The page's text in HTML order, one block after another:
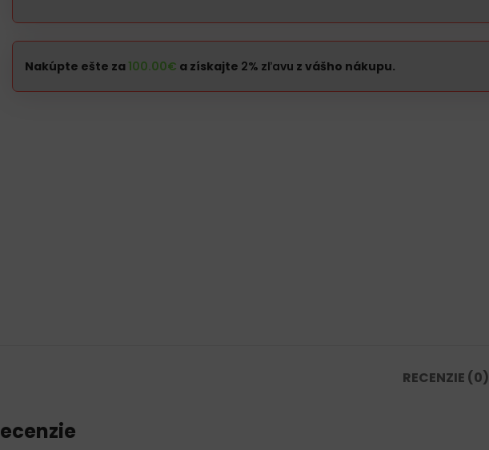
Nakúpte ešte za 100.00€ a získajte 2% zľavu z vášho nákupu.
RECENZIE (0)